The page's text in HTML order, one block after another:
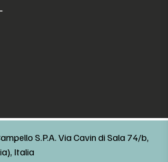
S.P.A. Via Cavin di Sala 74/b,
Italia